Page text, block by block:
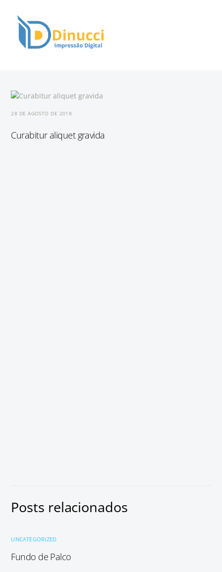
content
28 DE AGOSTO DE 2018
Curabitur aliquet gravida
Posts relacionados
UNCATEGORIZED
Fundo de Palco